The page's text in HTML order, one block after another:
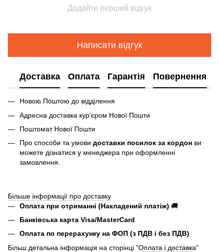
Додайте перший відгук
Написати відгук
Доставка Оплата Гарантія Повернення
Новою Поштою до відділення
Адресна доставка курʼєром Нової Пошти
Поштомат Нової Пошти
Про способи та умови доставки посилок за кордон ви
можете дізнатися у менеджера при оформленні
замовлення.
Більше інформації про доставку
Оплата при отриманні (Накладений платіж) 🚚
Банківська карта Visa/MasterCard
Оплата по перерахунку на ФОП (з ПДВ і без ПДВ)
Більш детальна інформація на сторінці "Оплата і доставка"